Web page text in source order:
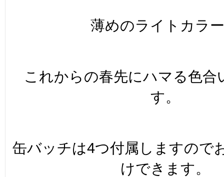
薄めのライトカラ
これからの春先にハマる色合
す。
缶バッチは4つ付属しますので
けできます。